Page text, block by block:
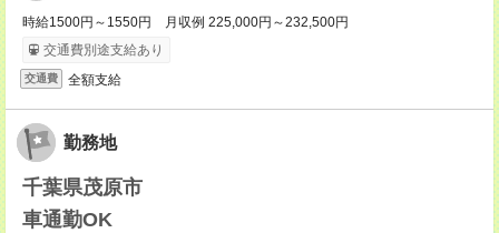
時給1500円～1550円 月収例 225,000円～232,500円
交通費別途支給あり
交通費 全額支給
勤務地
千葉県茂原市
車通勤OK